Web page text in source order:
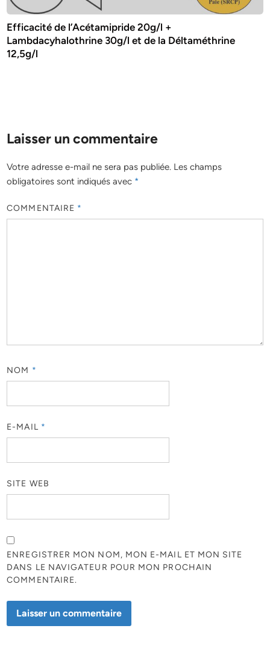
Efficacité de l’Acétamipride 20g/l +
Lambdacyhalothrine 30g/l et de la Déltaméthrine
12,5g/l
Laisser un commentaire
Votre adresse e-mail ne sera pas publiée. Les champs
obligatoires sont indiqués avec *
COMMENTAIRE *
NOM *
E-MAIL *
SITE WEB
ENREGISTRER MON NOM, MON E-MAIL ET MON SITE
DANS LE NAVIGATEUR POUR MON PROCHAIN
COMMENTAIRE.